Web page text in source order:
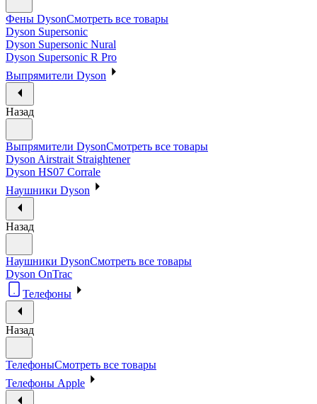
Фены DysonСмотреть все товары
Dyson Supersonic
Dyson Supersonic Nural
Dyson Supersonic R Pro
Выпрямители Dyson
Назад
Выпрямители DysonСмотреть все товары
Dyson Airstrait Straightener
Dyson HS07 Corrale
Наушники Dyson
Назад
Наушники DysonСмотреть все товары
Dyson OnTrac
Телефоны
Назад
ТелефоныСмотреть все товары
Телефоны Apple